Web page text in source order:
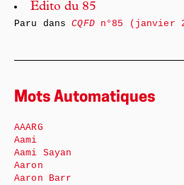
Édito du 85
Paru dansCQFDn°85 (janvier
Mots Automatiques
AAARG
Aami
Aami Sayan
Aaron
Aaron Barr